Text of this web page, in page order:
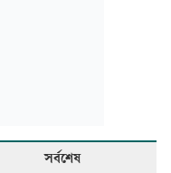
সর্বশেষ